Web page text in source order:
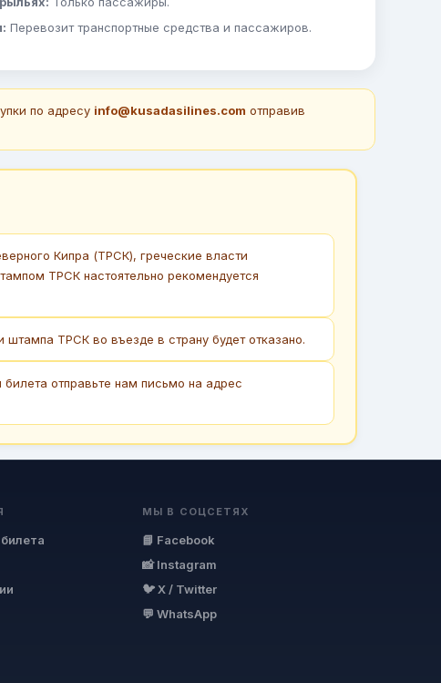
Перевозит транспортные средства и пассажиров.
по адресу info@kusadasilines.com отправив
Кипра (ТРСК), греческие власти
ТРСК настоятельно рекомендуется
ТРСК во въезде в страну будет отказано.
отправьте нам письмо на адрес
МЫ В СОЦСЕТЯХ
📘 Facebook
📸 Instagram
🐦 X / Twitter
💬 WhatsApp